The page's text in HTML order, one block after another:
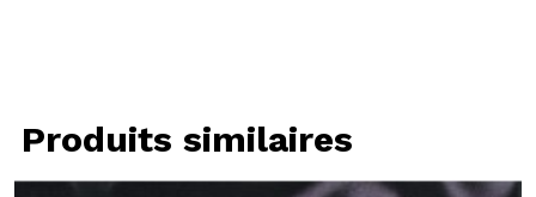
Produits similaires